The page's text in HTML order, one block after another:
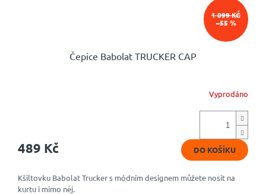
1 099 KČ
–55 %
Čepice Babolat TRUCKER CAP
Vyprodáno
489 Kč DO KOŠÍKU
Kšiltovku Babolat Trucker s módním designem můžete nosit na
kurtu i mimo něj.